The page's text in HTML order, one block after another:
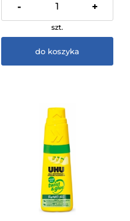
- +
szt.
do koszyka